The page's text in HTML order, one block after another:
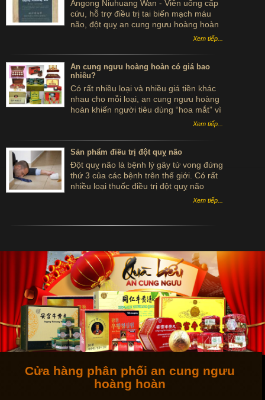
Angong Niuhuang Wan - Viên uống cấp
cứu, hỗ trợ điều trị tai biến mạch máu
não, đột quỵ an cung ngưu hoàng hoàn
hộp gỗ màu xanh bắc kinh đồng nhân
Xem tiếp...
An cung ngưu hoàng hoàn có giá bao
nhiêu?
Có rất nhiều loại và nhiều giá tiền khác
nhau cho mỗi loại, an cung ngưu hoàng
hoàn khiến người tiêu dùng “hoa mắt” vì
không biết đâu mới là giá tốt cho sản
phẩm chính hãng thực sự. Điều đó đòi
hỏi khách hàng phải khá cẩn thận khi
chọn lựa sản phẩm.
Xem tiếp...
Sản phẩm điều trị đột quỵ não
Đột quỵ não là bệnh lý gây tử vong đứng
thứ 3 của các bệnh trên thế giới. Có rất
nhiều loại thuốc điều trị đột quỵ não
Đông y đang được dùng trong việc chữa
Xem tiếp...
Cửa hàng phân phối an cung ngưu
hoàng hoàn